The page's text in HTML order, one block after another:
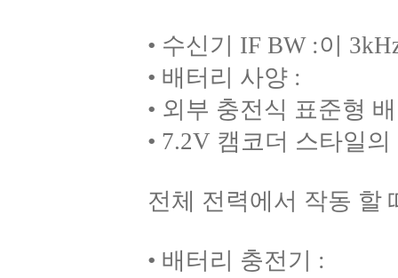
• 수신기 IF BW :이
• 배터리 사양 :
• 외부 충전식 표준형
• 7.2V 캠코더 스타일
전체 전력에서 작동 할
• 배터리 충전기 :